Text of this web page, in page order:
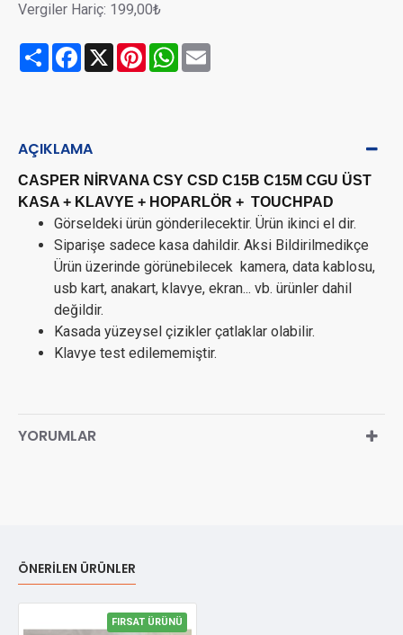
Vergiler Hariç: 199,00₺
Share Facebook
X PinterestWhatsApp
AÇIKLAMA
CASPER NİRVANA CSY CSD C15B C15M CGU ÜST
KASA + KLAVYE + HOPARLÖR + TOUCHPAD
Görseldeki ürün gönderilecektir. Ürün ikinci el dir.
Siparişe sadece kasa dahildir. Aksi Bildirilmedikçe
Ürün üzerinde görünebilecek kamera, data kablosu,
usb kart, anakart, klavye, ekran... vb. ürünler dahil
değildir.
Kasada yüzeysel çizikler çatlaklar olabilir.
Klavye test edilememiştir.
YORUMLAR
ÖNERILEN ÜRÜNLER
FIRSAT ÜRÜNÜ